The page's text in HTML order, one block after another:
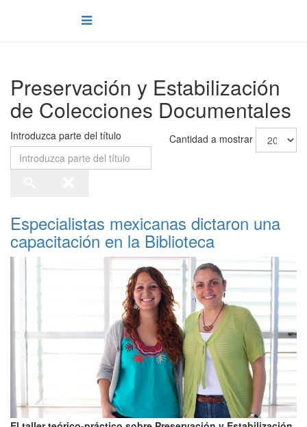
Preservación y Estabilización
de Colecciones Documentales
Introduzca parte del título Cantidad a mostrar
Especialistas mexicanas dictaron una
capacitación en la Biblioteca